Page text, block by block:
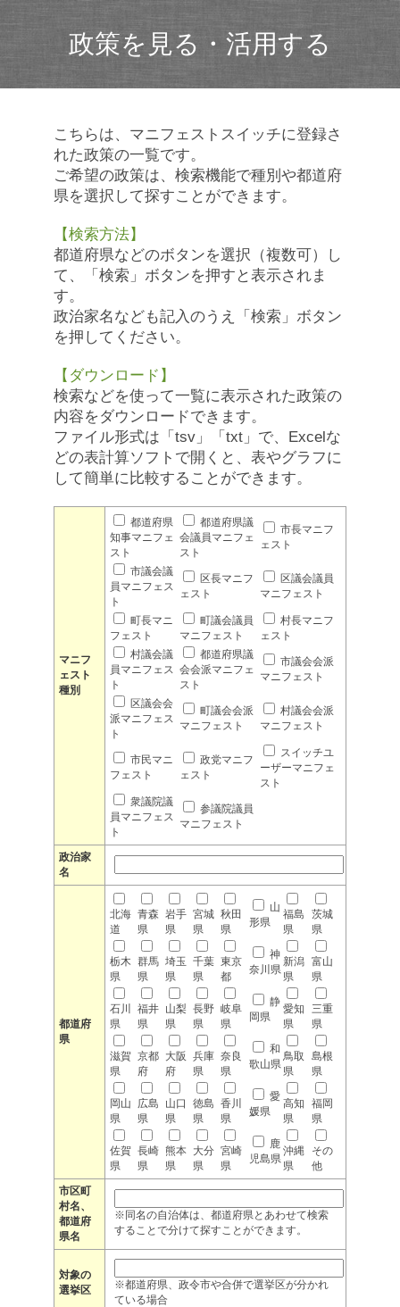
政策を見る・活用する
こちらは、マニフェストスイッチに登録さ
れた政策の一覧です。
ご希望の政策は、検索機能で種別や都道府
県を選択して探すことができます。
【検索方法】
都道府県などのボタンを選択（複数可）し
て、「検索」ボタンを押すと表示されま
す。
政治家名なども記入のうえ「検索」ボタン
を押してください。
【ダウンロード】
検索などを使って一覧に表示された政策の
内容をダウンロードできます。
ファイル形式は「tsv」「txt」で、Excelな
どの表計算ソフトで開くと、表やグラフに
して簡単に比較することができます。
マニフ
ェスト
種別
都道府県
知事マニフェ
スト
都道府県議
会議員マニフェ
スト
市長マニフ
ェスト
市議会議
員マニフェス
ト
区長マニフ
ェスト
区議会議員
マニフェスト
町長マニ
フェスト
町議会議員
マニフェスト
村長マニフ
ェスト
村議会議
員マニフェス
ト
都道府県議
会会派マニフェ
スト
市議会会派
マニフェスト
区議会会
派マニフェス
ト
町議会会派
マニフェスト
村議会会派
マニフェスト
市民マニ
フェスト
政党マニフ
ェスト
スイッチユ
ーザーマニフェ
スト
衆議院議
員マニフェス
ト
参議院議員
マニフェスト
政治家
名
都道府
県
北海
道
青森
県
岩手
県
宮城
県
秋田
県
山
形県
福島
県
茨城
県
栃木
県
群馬
県
埼玉
県
千葉
県
東京
都
神
奈川県
新潟
県
富山
県
石川
県
福井
県
山梨
県
長野
県
岐阜
県
静
岡県
愛知
県
三重
県
滋賀
県
京都
府
大阪
府
兵庫
県
奈良
県
和
歌山県
鳥取
県
島根
県
岡山
県
広島
県
山口
県
徳島
県
香川
県
愛
媛県
高知
県
福岡
県
佐賀
県
長崎
県
熊本
県
大分
県
宮崎
県
鹿
児島県
沖縄
県
その
他
市区町
村名、
都道府
県名
※同名の自治体は、都道府県とあわせて検索
することで分けて探すことができます。
対象の
選挙区
※都道府県、政令市や合併で選挙区が分かれ
ている場合